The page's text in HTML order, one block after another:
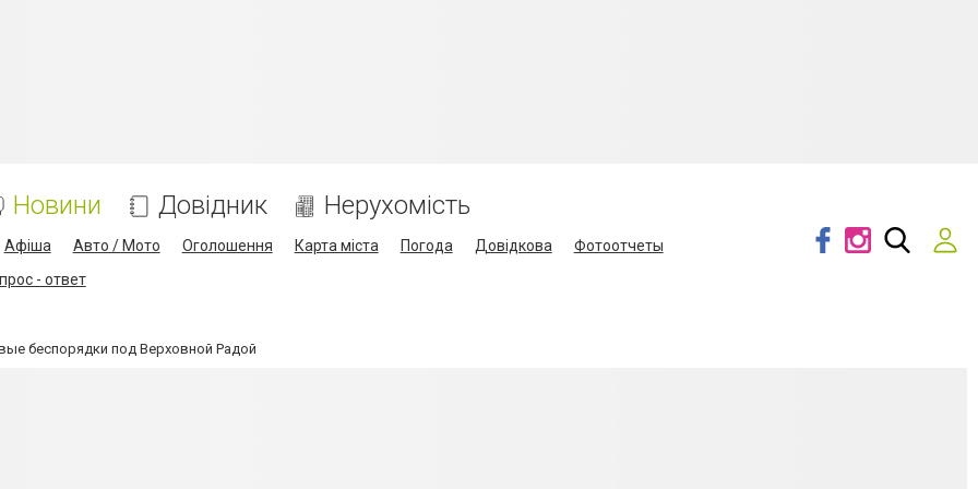
Новини Довідник Нерухомість
Афіша Авто / Мото Оголошення Карта міста Погода Довідкова
Фотоотчеты
- ответ
беспорядки под Верховной Радой